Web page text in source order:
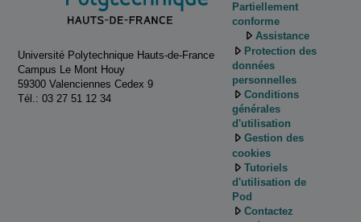
Université Polytechnique Hauts-de-France
Campus Le Mont Houy
59300 Valenciennes Cedex 9
Tél.: 03 27 51 12 34
Partiellement
conforme
Assistance
Protection des
données
personnelles
Conditions
générales
d'utilisation
Gestion des
cookies
Tutoriels
d'utilisation de
Pod
Contactez